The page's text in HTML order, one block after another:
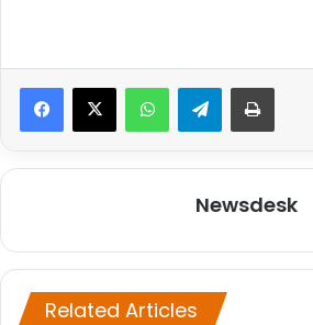
Telegram
Newsdesk
Related Articles